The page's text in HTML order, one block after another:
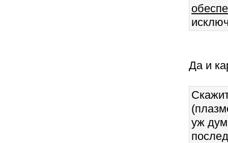
Да и
уж